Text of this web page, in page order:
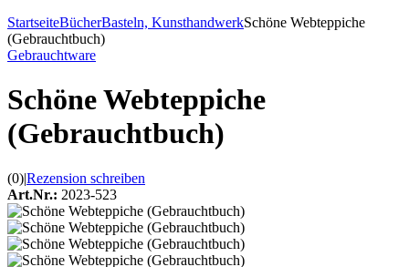
StartseiteBücherBasteln, KunsthandwerkSchöne Webteppiche
(Gebrauchtbuch)
Gebrauchtware
Schöne Webteppiche
(Gebrauchtbuch)
(0)|Rezension schreiben
Art.Nr.: 2023-523